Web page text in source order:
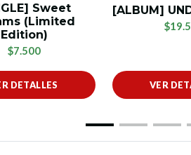
Sweet
(Limited
Edition)
$7.500
DETALLES
[ALBUM]
VER